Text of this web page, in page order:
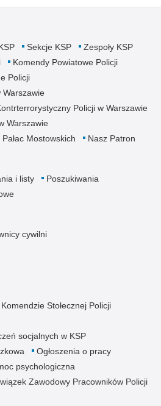
Sekcje KSP
Zespoły KSP
Komendy Powiatowe Policji
Policji
Warszawie
Policji w Warszawie
Warszawie
Pałac Mostowskich Nasz Patron
i listy
Poszukiwania
cywilni
Stołecznej Policji
socjalnych w KSP
Ogłoszenia o pracy
psychologiczna
Zawodowy Pracowników Policji